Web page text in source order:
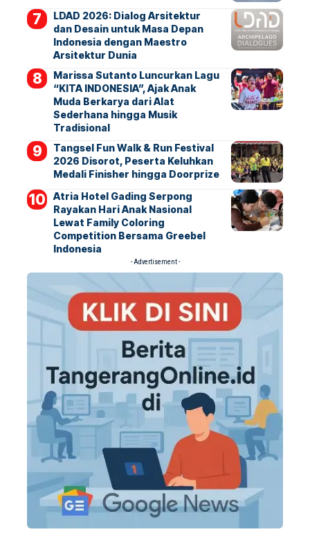
LDAD 2026: Dialog Arsitektur
dan Desain untuk Masa Depan
Indonesia dengan Maestro
Arsitektur Dunia
Marissa Sutanto Luncurkan Lagu
“KITA INDONESIA”, Ajak Anak
Muda Berkarya dari Alat
Sederhana hingga Musik
Tradisional
Tangsel Fun Walk & Run Festival
2026 Disorot, Peserta Keluhkan
Medali Finisher hingga Doorprize
Atria Hotel Gading Serpong
Rayakan Hari Anak Nasional
Lewat Family Coloring
Competition Bersama Greebel
Indonesia
- Advertisement -